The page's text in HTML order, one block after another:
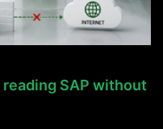
SAP without